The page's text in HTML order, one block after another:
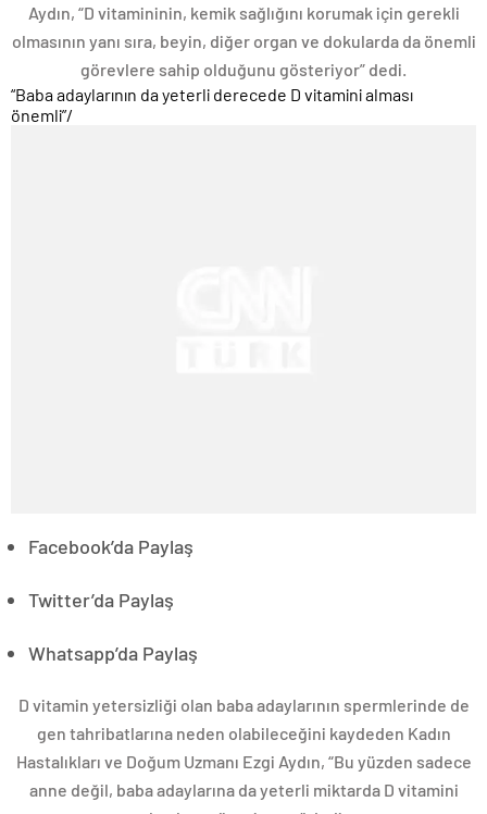
Aydın, “D vitamininin, kemik sağlığını korumak için gerekli
olmasının yanı sıra, beyin, diğer organ ve dokularda da önemli
görevlere sahip olduğunu gösteriyor” dedi.
“Baba adaylarının da yeterli derecede D vitamini alması
önemli”/
Facebook’da Paylaş
Twitter’da Paylaş
Whatsapp’da Paylaş
D vitamin yetersizliği olan baba adaylarının spermlerinde de
gen tahribatlarına neden olabileceğini kaydeden Kadın
Hastalıkları ve Doğum Uzmanı Ezgi Aydın, “Bu yüzden sadece
anne değil, baba adaylarına da yeterli miktarda D vitamini